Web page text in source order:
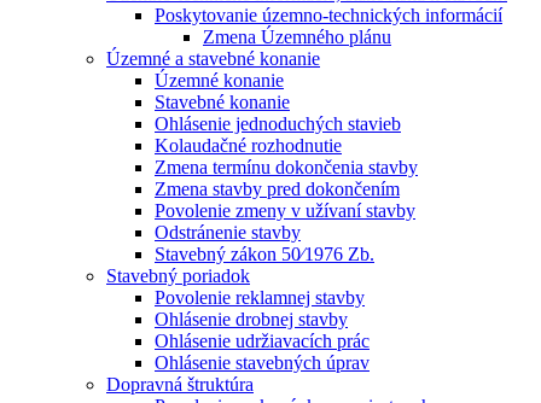
Poskytovanie územno-technických informácií
Zmena Územného plánu
Územné a stavebné konanie
Územné konanie
Stavebné konanie
Ohlásenie jednoduchých stavieb
Kolaudačné rozhodnutie
Zmena termínu dokončenia stavby
Zmena stavby pred dokončením
Povolenie zmeny v užívaní stavby
Odstránenie stavby
Stavebný zákon 50⁄1976 Zb.
Stavebný poriadok
Povolenie reklamnej stavby
Ohlásenie drobnej stavby
Ohlásenie udržiavacích prác
Ohlásenie stavebných úprav
Dopravná štruktúra